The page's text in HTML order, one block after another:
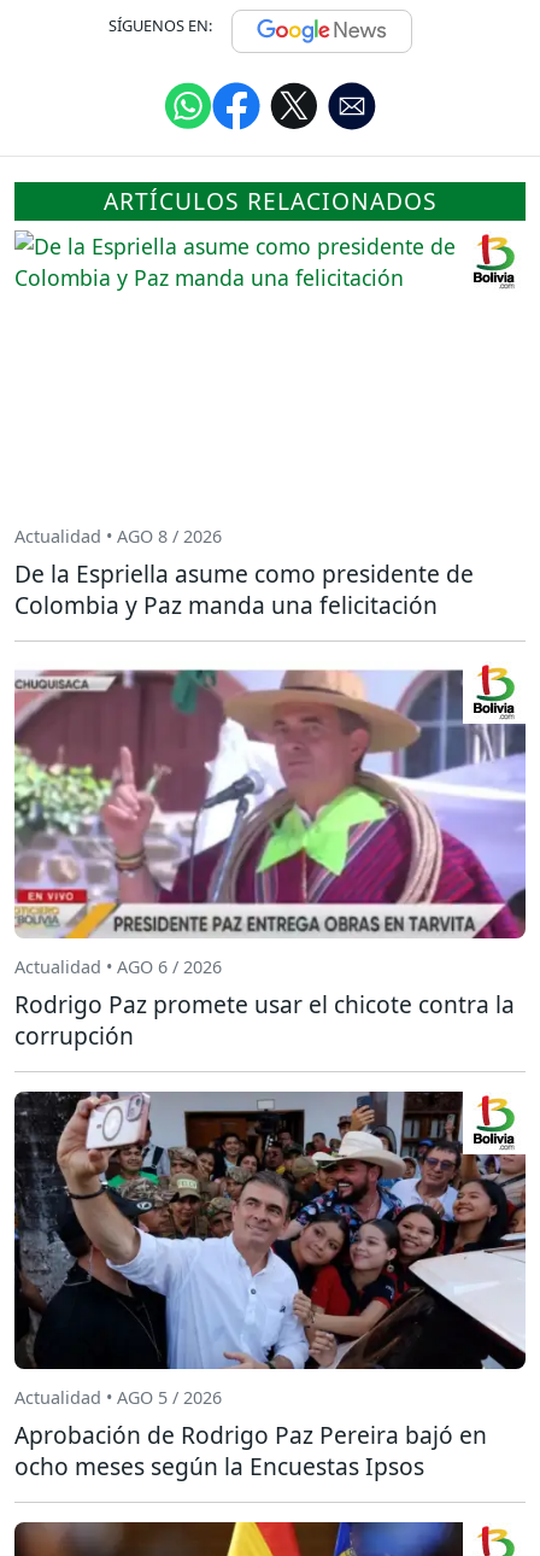
SÍGUENOS EN:
ARTÍCULOS RELACIONADOS
Actualidad • AGO 8 / 2026
De la Espriella asume como presidente de
Colombia y Paz manda una felicitación
Actualidad • AGO 6 / 2026
Rodrigo Paz promete usar el chicote contra la
corrupción
Actualidad • AGO 5 / 2026
Aprobación de Rodrigo Paz Pereira bajó en
ocho meses según la Encuestas Ipsos